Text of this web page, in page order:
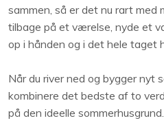
sammen, så er det nu rart
tilbage på et værelse, nyde et
op i hånden og i det hele taget
Når du river ned og bygger nyt
kombinere det bedste af to
på den ideelle sommerhusgrund.